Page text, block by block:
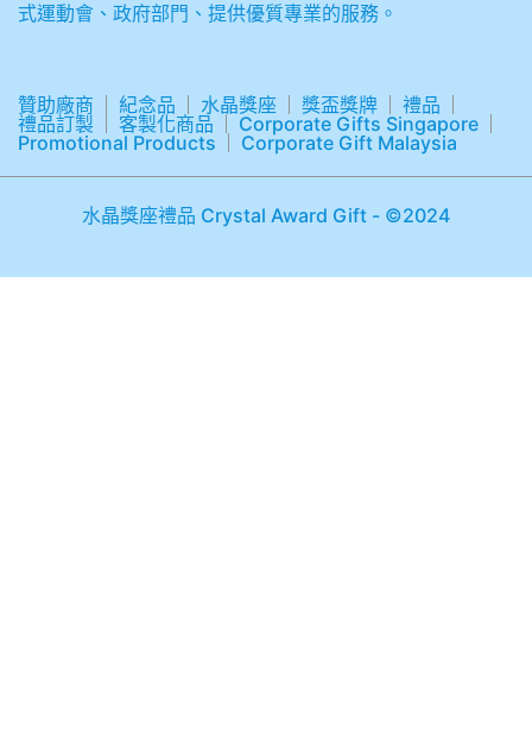
式運動會、政府部門、提供優質專業的服務。
贊助廠商 紀念品 水晶獎座 獎盃獎牌
禮品
禮品訂製
客製化商品
Corporate Gifts Singapore
Promotional Products
Corporate Gift Malaysia
水晶獎座禮品 Crystal Award Gift - ©2024